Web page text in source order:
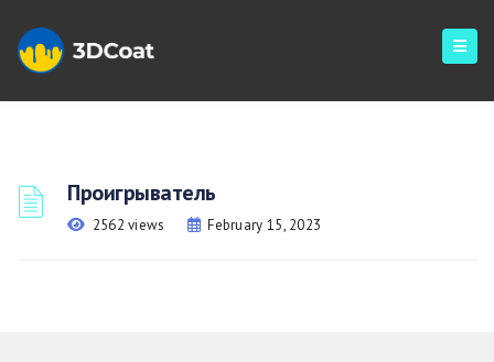
Проигрыватель
2562 views February 15, 2023